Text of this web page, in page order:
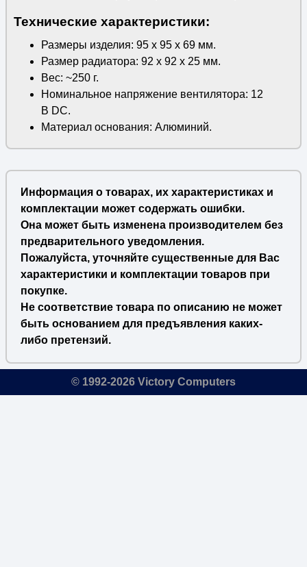
Технические характеристики:
Размеры изделия: 95 x 95 x 69 мм.
Размер радиатора: 92 x 92 x 25 мм.
Вес: ~250 г.
Номинальное напряжение вентилятора: 12
В DC.
Материал основания: Алюминий.
Информация о товарах, их характеристиках и
комплектации может содержать ошибки.
Она может быть изменена производителем без
предварительного уведомления.
Пожалуйста, уточняйте существенные для Вас
характеристики и комплектации товаров при
покупке.
Не соответствие товара по описанию не может
быть основанием для предъявления каких-
либо претензий.
© 1992-2026 Victory Computers